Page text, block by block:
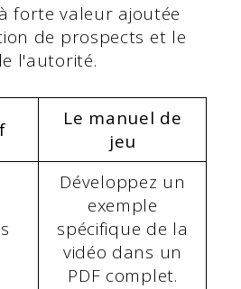
forte valeur ajoutée
de prospects et le
l'autorité.
Le manuel de
jeu
Développez un
exemple
spécifique de la
vidéo dans un
PDF complet.